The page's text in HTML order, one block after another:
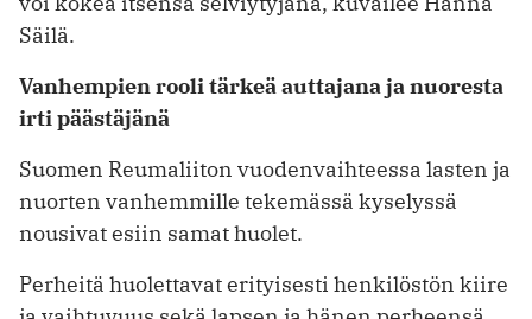
Säilä.
Vanhempien rooli tärkeä auttajana ja nuoresta
irti päästäjänä
Suomen Reumaliiton vuodenvaihteessa lasten ja
nuorten vanhemmille tekemässä kyselyssä
nousivat esiin samat huolet.
Perheitä huolettavat erityisesti henkilöstön kiire